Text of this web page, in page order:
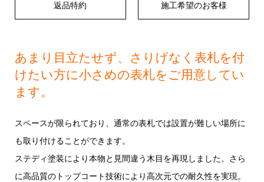
返品特約 施工希望のお客様
あまり目立たせず、さりげなく表札を付
けたい方に小さめの表札をご用意してい
ます。
スペースが限られており、通常の表札では設置が難しい場所に
も取り付けることができます。
ステディ塗装により本物と見間違う木目を再現しました。さら
に高品質のトップコート技術により高次元での耐久性を実現。